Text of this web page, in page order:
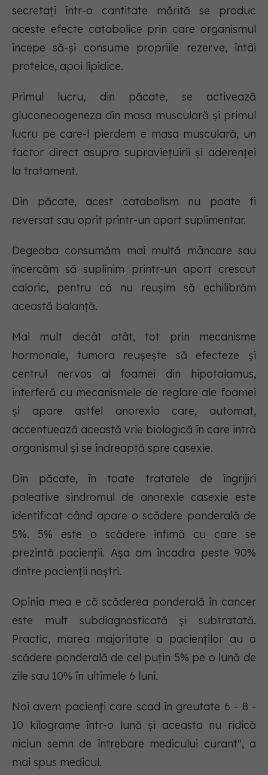
secretați într-o cantitate mărită se produc
aceste efecte catabolice prin care organismul
începe să-și consume propriile rezerve, întâi
proteice, apoi lipidice.
Primul lucru, din păcate, se activează
gluconeoogeneza din masa musculară și primul
lucru pe care-l pierdem e masa musculară, un
factor direct asupra supraviețuirii și aderenței
la tratament.
Din păcate, acest catabolism nu poate fi
reversat sau oprit printr-un aport suplimentar.
Degeaba consumăm mai multă mâncare sau
încercăm să suplinim printr-un aport crescut
caloric, pentru că nu reușim să echilibrăm
această balanță.
Mai mult decât atât, tot prin mecanisme
hormonale, tumora reușește să efecteze și
centrul nervos al foamei din hipotalamus,
interferă cu mecanismele de reglare ale foamei
și apare astfel anorexia care, automat,
accentuează această vrie biologică în care intră
organismul și se îndreaptă spre casexie.
Din păcate, în toate tratatele de îngrijiri
paleative sindromul de anorexie casexie este
identificat când apare o scădere ponderală de
5%. 5% este o scădere infimă cu care se
prezintă pacienții. Așa am încadra peste 90%
dintre pacienții noștri.
Opinia mea e că scăderea ponderală în cancer
este mult subdiagnosticată și subtratată.
Practic, marea majoritate a pacienților au o
scădere ponderală de cel puțin 5% pe o lună de
zile sau 10% în ultimele 6 luni.
Noi avem pacienți care scad în greutate 6 - 8 -
10 kilograme într-o lună și aceasta nu ridică
niciun semn de întrebare medicului curant", a
mai spus medicul.